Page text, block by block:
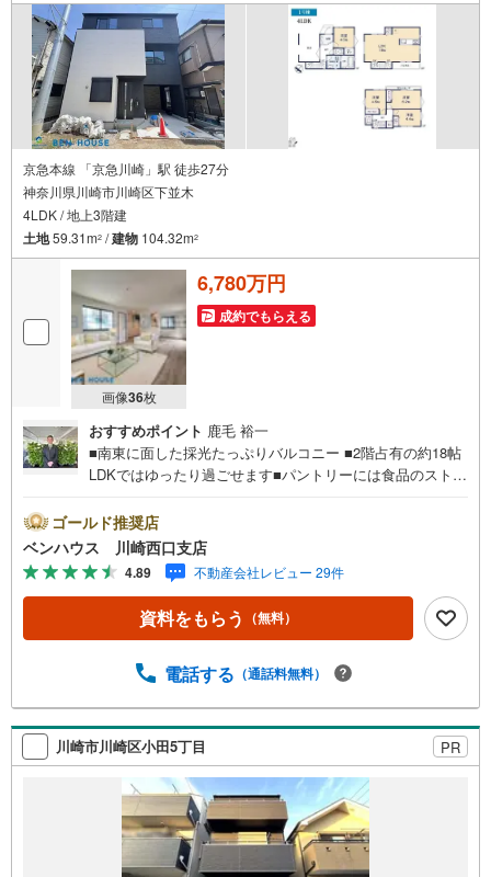
す。不動産売買のご相談なら、ベンハウスにお問い合わせ
ください！社員一同心よりお待ちしております。
京急本線 「京急川崎」駅 徒歩27分
神奈川県川崎市川崎区下並木
4LDK / 地上3階建
土地59.31m2 /建物 104.32m2
画像36枚
6,780万円
成約でもらえる
おすすめポイント 鹿毛 裕一
■南東に面した採光たっぷりバルコニー ■2階占有の約18帖
LDKではゆったり過ごせます■パントリーには食品のストッ
ます！■ご見学をご希望のお客様、平日・休日問わず ご対
応させていただきます。■また、オンライン案内・相談など
にも対応しております。 どうぞ お気軽にご連絡下さ
い。その他にも・・・●「この物件以外にも何件か一緒に物
件を見てみたい」●「私はローンいくら借りられるのだろ
う？」●「買替えなので、自宅がいくらで売却できるか知り
は、どれくらいないと買えないの？」●「自営業者はローン
ことばかり・・・。ご安心ください!!お力になれる事がござ
いましたら、誠心誠意 お手伝いをさせていただきます。
【ベンハウス】にお任せ下さい！
ゴールド推奨店
ベンハウス 川崎西口支店
4.89 不動産会社レビュー 29件
資料をもらう （無料）
電話する （通話料無料）
川崎市川崎区小田5丁目 PR